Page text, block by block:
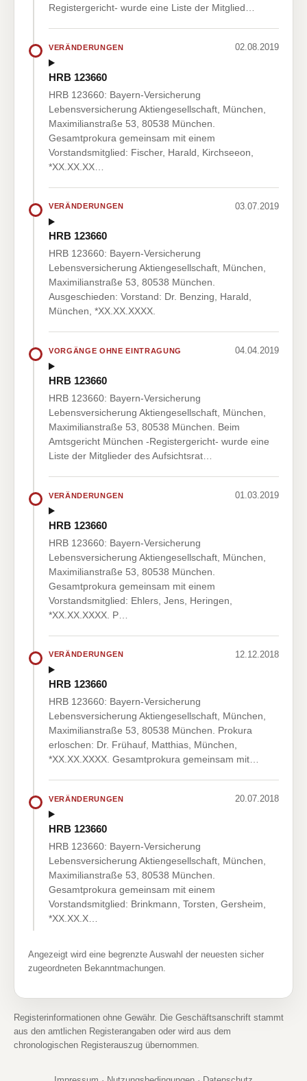
Registergericht- wurde eine Liste der Mitglied…
VERÄNDERUNGEN 02.08.2019
HRB 123660
HRB 123660: Bayern-Versicherung
Lebensversicherung Aktiengesellschaft, München,
Maximilianstraße 53, 80538 München.
Gesamtprokura gemeinsam mit einem
Vorstandsmitglied: Fischer, Harald, Kirchseeon,
*XX.XX.XX…
VERÄNDERUNGEN 03.07.2019
HRB 123660
HRB 123660: Bayern-Versicherung
Lebensversicherung Aktiengesellschaft, München,
Maximilianstraße 53, 80538 München.
Ausgeschieden: Vorstand: Dr. Benzing, Harald,
München, *XX.XX.XXXX.
VORGÄNGE OHNE EINTRAGUNG 04.04.2019
HRB 123660
HRB 123660: Bayern-Versicherung
Lebensversicherung Aktiengesellschaft, München,
Maximilianstraße 53, 80538 München. Beim
Amtsgericht München -Registergericht- wurde eine
Liste der Mitglieder des Aufsichtsrat…
VERÄNDERUNGEN 01.03.2019
HRB 123660
HRB 123660: Bayern-Versicherung
Lebensversicherung Aktiengesellschaft, München,
Maximilianstraße 53, 80538 München.
Gesamtprokura gemeinsam mit einem
Vorstandsmitglied: Ehlers, Jens, Heringen,
*XX.XX.XXXX. P…
VERÄNDERUNGEN 12.12.2018
HRB 123660
HRB 123660: Bayern-Versicherung
Lebensversicherung Aktiengesellschaft, München,
Maximilianstraße 53, 80538 München. Prokura
erloschen: Dr. Frühauf, Matthias, München,
*XX.XX.XXXX. Gesamtprokura gemeinsam mit…
VERÄNDERUNGEN 20.07.2018
HRB 123660
HRB 123660: Bayern-Versicherung
Lebensversicherung Aktiengesellschaft, München,
Maximilianstraße 53, 80538 München.
Gesamtprokura gemeinsam mit einem
Vorstandsmitglied: Brinkmann, Torsten, Gersheim,
*XX.XX.X…
Angezeigt wird eine begrenzte Auswahl der neuesten sicher
zugeordneten Bekanntmachungen.
Registerinformationen ohne Gewähr. Die Geschäftsanschrift stammt
aus den amtlichen Registerangaben oder wird aus dem
chronologischen Registerauszug übernommen.